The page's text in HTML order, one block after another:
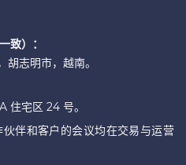
致）：
志明市，越南。
住宅区 24 号。
伴和客户的会议均在交易与运营